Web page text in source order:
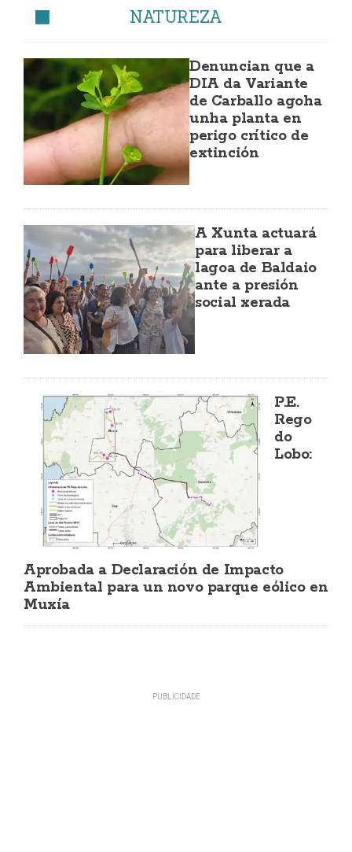
NATUREZA
Denuncian que a
DIA da Variante
de Carballo agoha
unha planta en
perigo crítico de
extinción
A Xunta actuará
para liberar a
lagoa de Baldaio
ante a presión
social xerada
P.E.
Rego
do
Lobo:
Aprobada a Declaración de Impacto
Ambiental para un novo parque eólico en
Muxía